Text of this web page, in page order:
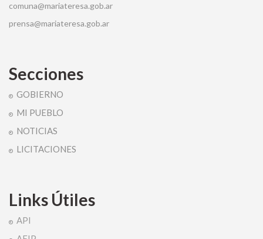
comuna@mariateresa.gob.ar
prensa@mariateresa.gob.ar
Secciones
GOBIERNO
MI PUEBLO
NOTICIAS
LICITACIONES
Links Útiles
API